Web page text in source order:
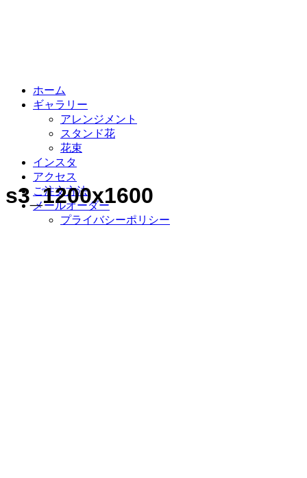
ホーム
ギャラリー
アレンジメント
スタンド花
花束
インスタ
アクセス
ご注文方法
メールオーダー
プライバシーポリシー
s3_1200x1600